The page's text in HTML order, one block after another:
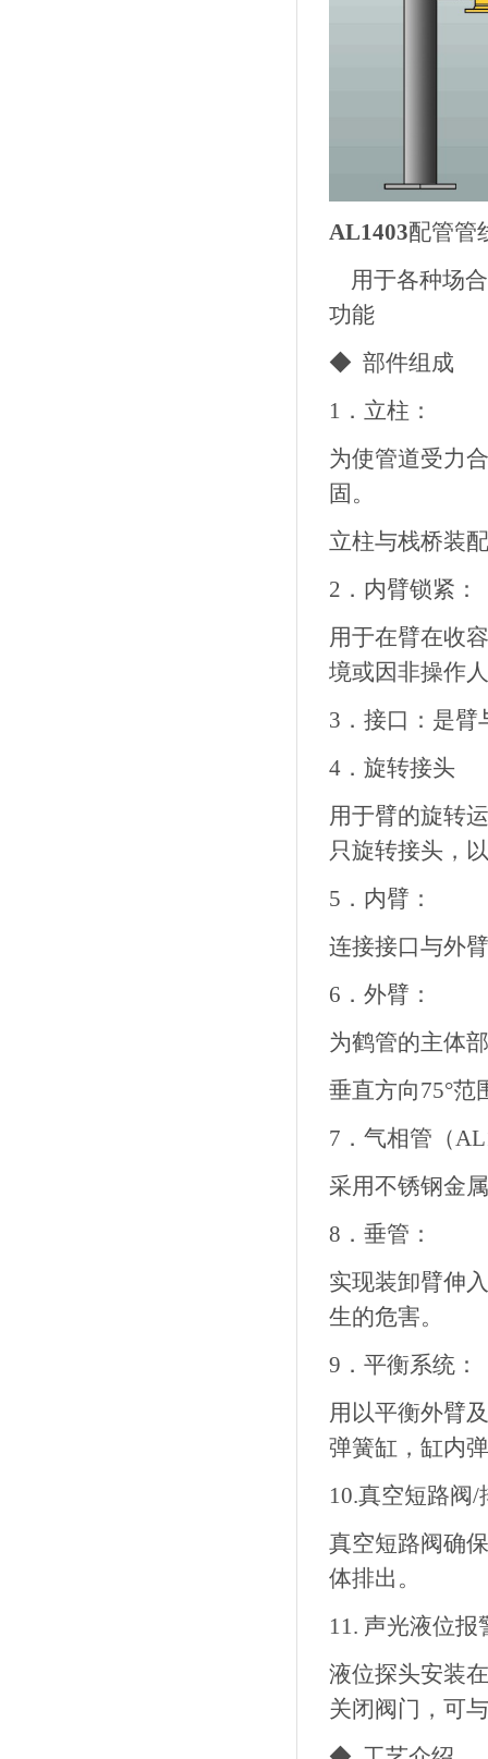
AL1403配管管
用于各种场合
功能
◆ 部件组成
1．立柱：
为使管道受力
固。
立柱与栈桥装
2．内臂锁紧：
用于在臂在收
境或因非操作
3．接口：是臂
4．旋转接头
用于臂的旋转
只旋转接头，
5．内臂：
连接接口与外
6．外臂：
为鹤管的主体
垂直方向75°范
7．气相管（
采用不锈钢金
8．垂管：
实现装卸臂伸
生的危害。
9．平衡系统：
用以平衡外臂
弹簧缸，缸内
10.真空短路阀/
真空短路阀确
体排出。
11. 声光液位
液位探头安装
关闭阀门，可